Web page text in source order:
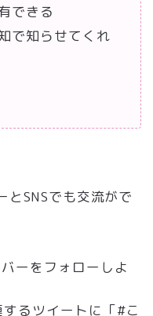
できる
で知らせてくれ
とSNSでも交流がで
ーをフォローしよ
するツイートに「#こ